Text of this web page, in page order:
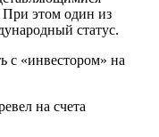
этом один из
статус.
с «инвестором» на
на счета